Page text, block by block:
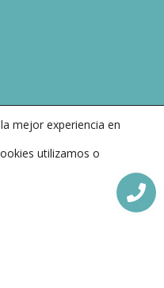
mejor experiencia en
utilizamos o